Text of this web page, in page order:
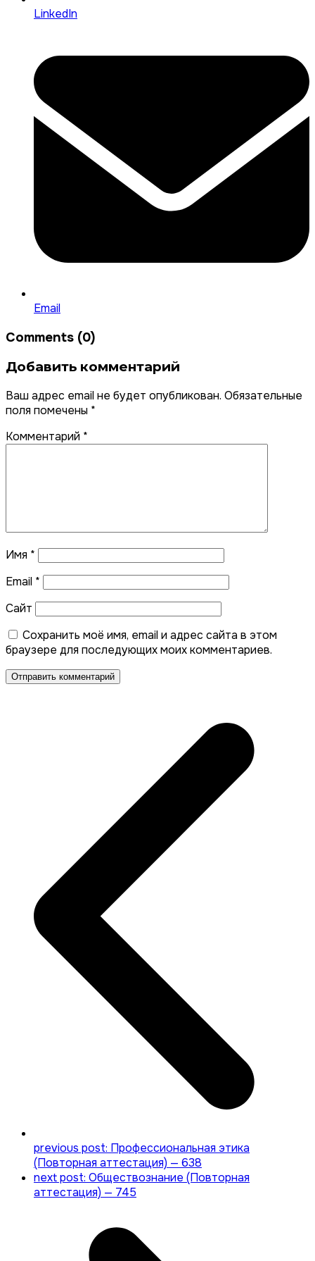
LinkedIn
Email
Comments (0)
Добавить комментарий
Ваш адрес email не будет опубликован. Обязательные
поля помечены *
Комментарий *
Имя *
Email *
Сайт
Сохранить моё имя, email и адрес сайта в этом
браузере для последующих моих комментариев.
previous post: Профессиональная этика
(Повторная аттестация) — 638
next post: Обществознание (Повторная
аттестация) — 745